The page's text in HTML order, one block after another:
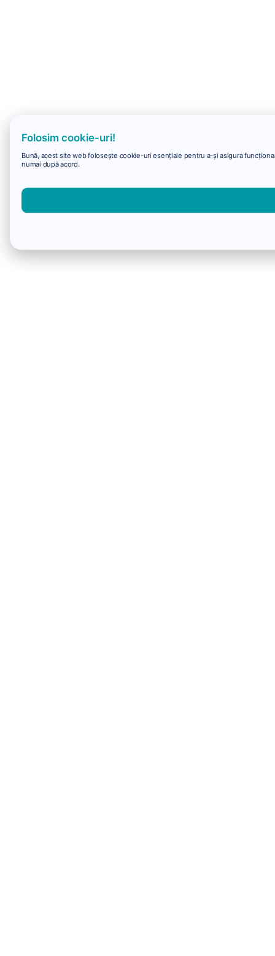
Folosim cookie-uri!
Bună, acest site web folosește cookie-uri esențiale pentru a-și asigura
numai după acord.